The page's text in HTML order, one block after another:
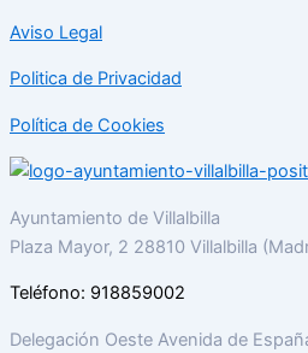
Aviso Legal
Politica de Privacidad
Política de Cookies
Ayuntamiento de Villalbilla
Plaza Mayor, 2 28810 Villalbilla
Teléfono: 918859002
Delegación Oeste Avenida de